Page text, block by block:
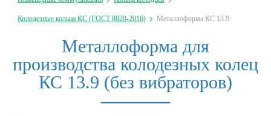
Колодезные кольца КС (ГОСТ 8020-2016) Металлоформа КС 13.9
Металлоформа для
производства колодезных колец
КС 13.9 (без вибраторов)